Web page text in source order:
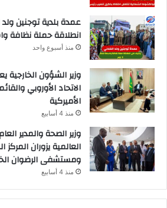
عمدة بلدية توجنين
انطلاقة حملة نظافة
منذ أسبوع واحد
وزير الشؤون
الاتحاد الأوروبي
الأميركية
منذ 4 أسابيع
وزير الصحة والمدير
العالمية يزوران
ومستشفى الرضوان
منذ 4 أسابيع